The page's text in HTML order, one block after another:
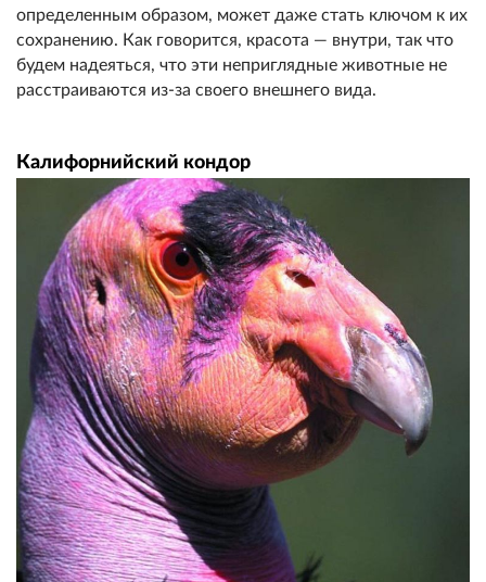
определенным образом, может даже стать ключом к их
сохранению. Как говорится, красота — внутри, так что
будем надеяться, что эти неприглядные животные не
расстраиваются из-за своего внешнего вида.
Калифорнийский кондор